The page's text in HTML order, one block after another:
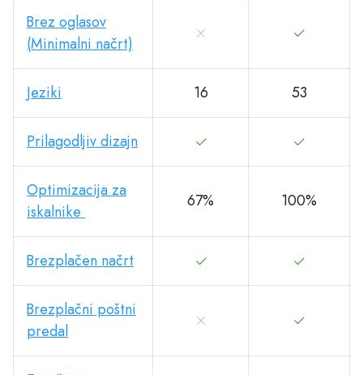
Brez oglasov
(Minimalni načrt)
Jeziki 16 53
Prilagodljiv dizajn
Optimizacija za
iskalnike
67% 100%
Brezplačen načrt
Brezplačni poštni
predal